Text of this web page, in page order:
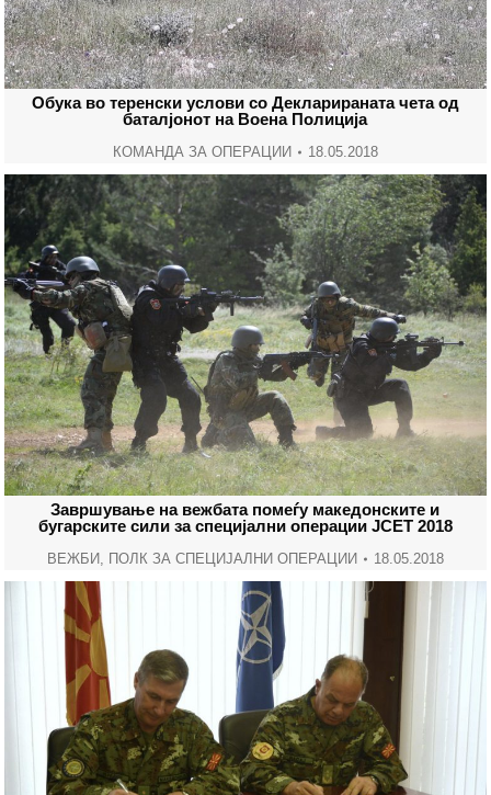
Oбука во теренски услови со Декларираната чета од
баталјонот на Воена Полиција
КОМАНДА ЗА ОПЕРАЦИИ 18.05.2018
Завршување на вежбата помеѓу македонските и
бугарските сили за специјални операции ЈСЕТ 2018
ВЕЖБИ, ПОЛК ЗА СПЕЦИЈАЛНИ ОПЕРАЦИИ 18.05.2018